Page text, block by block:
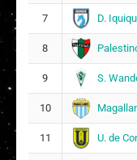
DT:Mario Vera
7 D.
8
9 S.
10
11 U. de